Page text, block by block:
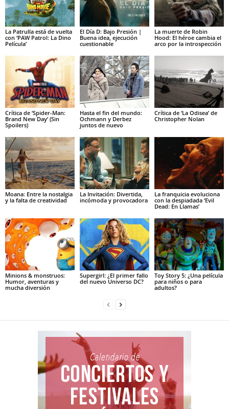
La Patrulla está de vuelta
con ‘PAW Patrol: La Dino
Película’
El Día D: Bajo Presión |
Buena idea, ejecución
cuestionable
La muerte de Robin
Hood: El héroe cambia el
arco por la introspección
Crítica de ‘Spider-Man:
Brand New Day’ (Sin
Spoilers)
Hasta el fin del mundo:
Ochmann y Derbez
juntos de nuevo
Crítica de ‘La Odisea’ de
Christopher Nolan
Moana: Entre la nostalgia
y la falta de creatividad
La Invitación: Divertida,
incómoda y provocadora
La franquicia evoluciona
con la despiadada ‘Evil
Dead: En Llamas’
Minions & monstruos:
Humor, aventuras y
mucha diversión
Supergirl: ¿El primer fallo
del nuevo Universo DC?
Toy Story 5: ¿Una película
para niños o para
adultos?